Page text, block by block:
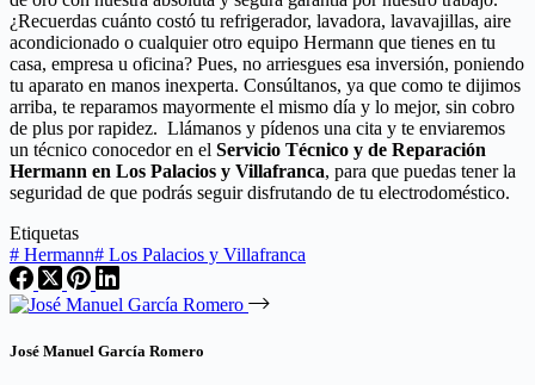
¿Recuerdas cuánto costó tu refrigerador, lavadora, lavavajillas, aire
acondicionado o cualquier otro equipo Hermann que tienes en tu
casa, empresa u oficina? Pues, no arriesgues esa inversión, poniendo
tu aparato en manos inexperta. Consúltanos, ya que como te dijimos
arriba, te reparamos mayormente el mismo día y lo mejor, sin cobro
de plus por rapidez. Llámanos y pídenos una cita y te enviaremos
un técnico conocedor en el Servicio Técnico y de Reparación
Hermann en Los Palacios y Villafranca, para que puedas tener la
seguridad de que podrás seguir disfrutando de tu electrodoméstico.
Etiquetas
# Hermann# Los Palacios y Villafranca
José Manuel García Romero